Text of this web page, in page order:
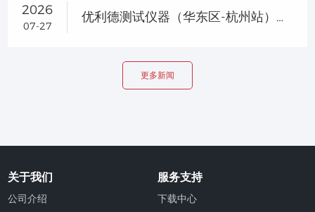
2026
07-27
优利德测试仪器（华东区-杭州站）产品交流会圆满落幕
更多新闻
关于我们
公司介绍
服务支持
下载中心